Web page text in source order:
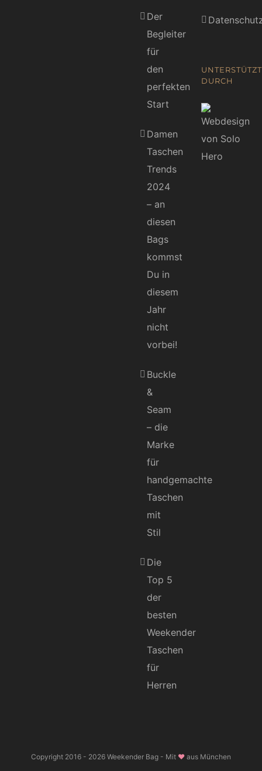
Der
Begleiter
für
den
perfekten
Start
Damen
Taschen
Trends
2024
– an
diesen
Bags
kommst
Du in
diesem
Jahr
nicht
vorbei!
Buckle
&
Seam
– die
Marke
für
handgemachte
Taschen
mit
Stil
Die
Top 5
der
besten
Weekender
Taschen
für
Herren
UNTERSTÜTZT
DURCH
Copyright 2016 - 2026 Weekender Bag - Mit ❤ aus München